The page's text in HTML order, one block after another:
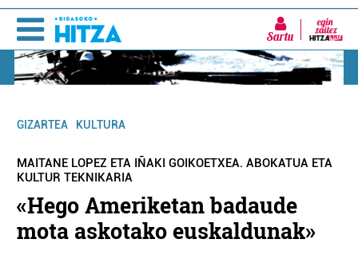
Sartu
GIZARTEA KULTURA
MAITANE LOPEZ ETA IÑAKI GOIKOETXEA. ABOKATUA ETA
KULTUR TEKNIKARIA
«Hego Ameriketan badaude
mota askotako euskaldunak»